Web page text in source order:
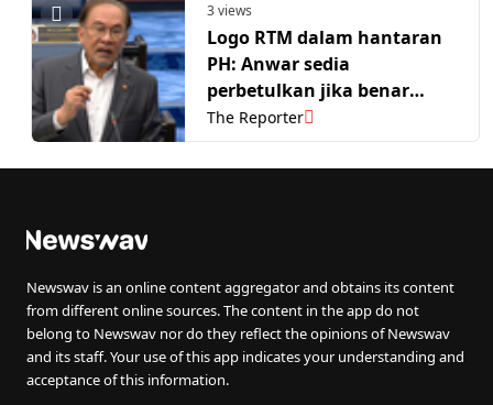
3 views
Logo RTM dalam hantaran
PH: Anwar sedia
perbetulkan jika benar
berlaku
The Reporter
Newswav is an online content aggregator and obtains its content
from different online sources. The content in the app do not
belong to Newswav nor do they reflect the opinions of Newswav
and its staff. Your use of this app indicates your understanding and
acceptance of this information.